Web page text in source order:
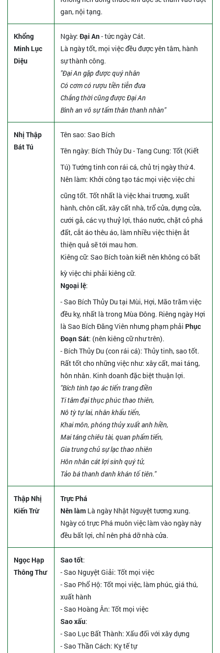
gan, nội tạng.
Khổng
Minh Lục
Diệu
Ngày: Đại An- tức ngày Cát.
Là ngày tốt, mọi việc đều được yên tâm, hành
sự thành công.
"Đại An gặp được quý nhân
Có cơm có rượu tiền tiễn đưa
Chẳng thời cũng được Đại An
Bình an vô sự tấm thân thanh nhàn"
Nhị Thập
Bát Tú
Tên sao: Sao Bích
Tên ngày: Bích Thủy Du - Tang Cung: Tốt (Kiết
Tú) Tướng tinh con rái cá, chủ trị ngày thứ 4.
Nên làm: Khởi công tạo tác mọi việc việc chi
cũng tốt. Tốt nhất là việc khai trương, xuất
hành, chôn cất, xây cất nhà, trổ cửa, dựng cửa,
cưới gả, các vụ thuỷ lợi, tháo nước, chặt cỏ phá
đất, cắt áo thêu áo, làm nhiều việc thiện ắt
thiện quả sẽ tới mau hơn.
Kiêng cữ: Sao Bích toàn kiết nên không có bất
kỳ việc chi phải kiêng cữ.
Ngoại lệ:
- Sao Bích Thủy Du tại Mùi, Hợi, Mão trăm việc
đều kỵ, nhất là trong Mùa Đông. Riêng ngày Hợi
là Sao Bích Đăng Viên nhưng phạm phải Phục
Đoạn Sát: (nên kiêng cữ như trên).
- Bích Thủy Du (con rái cá): Thủy tinh, sao tốt.
Rất tốt cho những việc như: xây cất, mai táng,
hôn nhân. Kinh doanh đặc biệt thuận lợi.
"Bích tinh tạo ác tiến trang điền
Ti tâm đại thục phúc thao thiên,
Nô tỳ tự lai, nhân khẩu tiến,
Khai môn, phóng thủy xuất anh hiền,
Mai táng chiêu tài, quan phẩm tiến,
Gia trung chủ sự lạc thao nhiên
Hôn nhân cát lợi sinh quý tử,
Tảo bá thanh danh khán tổ tiên."
Thập Nhị
Kiến Trừ
Trực Phá
Nên làm Là ngày Nhật Nguyệt tương xung.
Ngày có trực Phá muôn việc làm vào ngày này
đều bất lợi, chỉ nên phá dỡ nhà cửa.
Ngọc Hạp
Thông Thư
Sao tốt:
- Sao Nguyệt Giải: Tốt mọi việc
- Sao Phổ Hộ: Tốt mọi việc, làm phúc, giá thú,
xuất hành
- Sao Hoàng Ân: Tốt mọi việc
Sao xấu:
- Sao Lục Bất Thành: Xấu đối với xây dựng
- Sao Thần Cách: Kỵ tế tự